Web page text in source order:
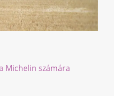
Michelin számára